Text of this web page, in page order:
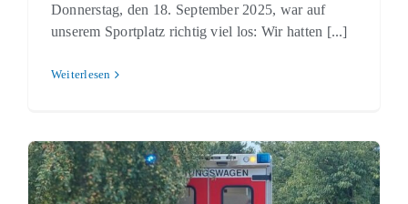
Donnerstag, den 18. September 2025, war auf
unserem Sportplatz richtig viel los: Wir hatten [...]
Weiterlesen